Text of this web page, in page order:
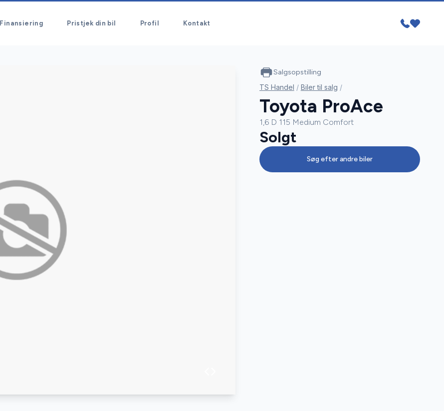
Finansiering Pristjek din bil Profil Kontakt
Salgsopstilling
TS Handel / Biler til salg /
Toyota ProAce
1,6 D 115 Medium Comfort
Solgt
Søg efter andre biler